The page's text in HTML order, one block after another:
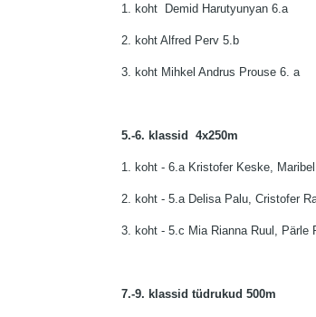
1. koht Demid Harutyunyan 6.a
2. koht Alfred Perv 5.b
3. koht Mihkel Andrus Prouse 6. a
5.-6. klassid 4x250m
1. koht - 6.a Kristofer Keske,
2. koht - 5.a Delisa Palu, Cristofer
3. koht - 5.c Mia Rianna Ruul, Pärle
7.-9. klassid tüdrukud 500m